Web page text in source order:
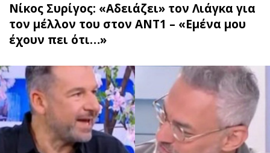
Νίκος Συρίγος: «Αδειάζει» τον Λιάγκα για
τον μέλλον του στον ΑΝΤ1 – «Εμένα μου
έχουν πει ότι…»